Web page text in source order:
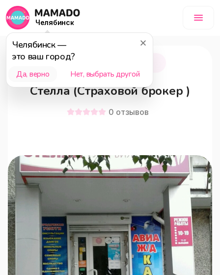
Челябинск
Челябинск—
это ваш город?
Да, верно Нет, выбрать другой
Челябинск
Стелла (Страховой брокер )
0 отзывов